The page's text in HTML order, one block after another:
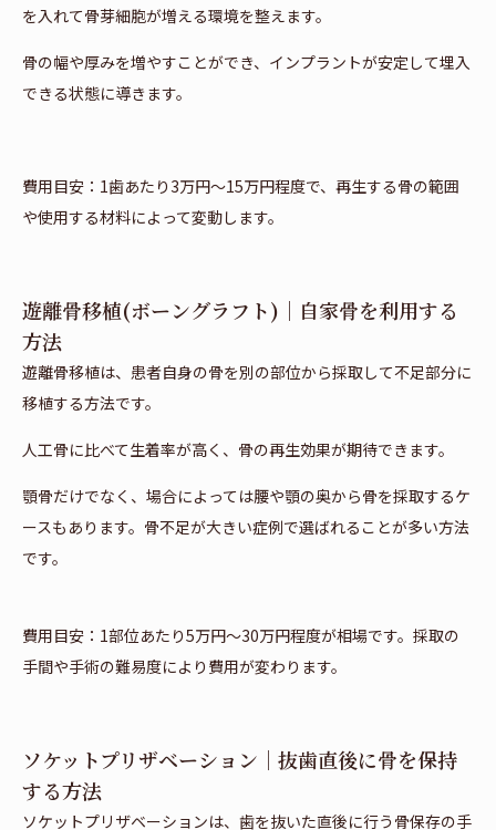
を入れて骨芽細胞が増える環境を整えます。
骨の幅や厚みを増やすことができ、インプラントが安定して埋入
できる状態に導きます。
費用目安：1歯あたり3万円〜15万円程度で、再生する骨の範囲
や使用する材料によって変動します。
遊離骨移植(ボーングラフト)｜自家骨を利用する
方法
遊離骨移植は、患者自身の骨を別の部位から採取して不足部分に
移植する方法です。
人工骨に比べて生着率が高く、骨の再生効果が期待できます。
顎骨だけでなく、場合によっては腰や顎の奥から骨を採取するケ
ースもあります。骨不足が大きい症例で選ばれることが多い方法
です。
費用目安：1部位あたり5万円〜30万円程度が相場です。採取の
手間や手術の難易度により費用が変わります。
ソケットプリザベーション｜抜歯直後に骨を保持
する方法
ソケットプリザベーションは、歯を抜いた直後に行う骨保存の手